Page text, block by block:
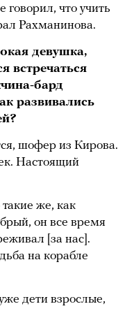
что учить
Рахманинова.
девушка,
встречаться
бард
развивались
шофер из Кирова.
Настоящий
же, как
он все время
[за нас].
на корабле
дети взрослые,